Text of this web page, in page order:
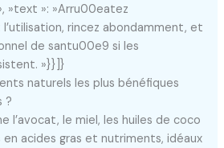
»text »: »Arru00eatez
rincez abondamment, et
de santu00e9 si les
»}}]}
naturels les plus bénéfiques
?
l’avocat, le miel, les huiles de coco
en acides gras et nutriments, idéaux